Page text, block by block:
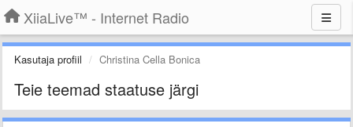
XiiaLive™ - Internet Radio
Kasutaja profiil Christina Cella Bonica
Teie teemad staatuse järgi